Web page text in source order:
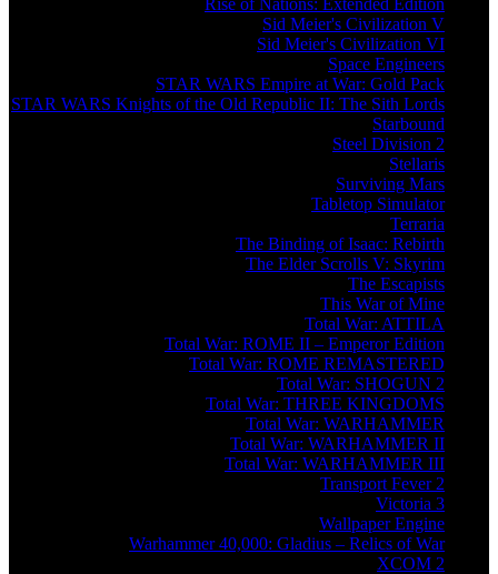
Rise of Nations: Extended Edition
Sid Meier's Civilization V
Sid Meier's Civilization VI
Space Engineers
STAR WARS Empire at War: Gold Pack
STAR WARS Knights of the Old Republic II: The Sith Lords
Starbound
Steel Division 2
Stellaris
Surviving Mars
Tabletop Simulator
Terraria
The Binding of Isaac: Rebirth
The Elder Scrolls V: Skyrim
The Escapists
This War of Mine
Total War: ATTILA
Total War: ROME II – Emperor Edition
Total War: ROME REMASTERED
Total War: SHOGUN 2
Total War: THREE KINGDOMS
Total War: WARHAMMER
Total War: WARHAMMER II
Total War: WARHAMMER III
Transport Fever 2
Victoria 3
Wallpaper Engine
Warhammer 40,000: Gladius – Relics of War
XCOM 2